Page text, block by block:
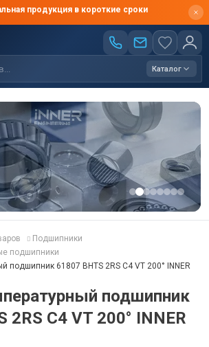
продукция в короткие сроки
Каталог
Подшипники
подшипники
подшипник 61807 BHTS 2RS C4 VT 200° INNER
подшипник
2RS C4 VT 200° INNER